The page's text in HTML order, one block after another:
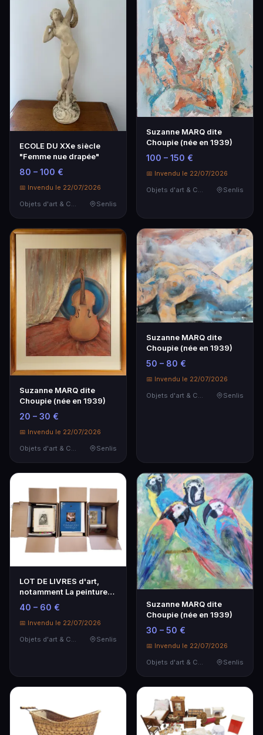
ECOLE DU XXe siècle
"Femme nue drapée"
80 – 100 €
📅 Invendu le 22/07/2026
Senlis
Suzanne MARQ dite
Choupie (née en 1939)
100 – 150 €
📅 Invendu le 22/07/2026
Senlis
Suzanne MARQ dite
Choupie (née en 1939)
20 – 30 €
📅 Invendu le 22/07/2026
Senlis
Suzanne MARQ dite
Choupie (née en 1939)
50 – 80 €
📅 Invendu le 22/07/2026
Senlis
LOT DE LIVRES d'art,
notamment La peinture
de la Renaissance…
40 – 60 €
📅 Invendu le 22/07/2026
Objets d'art & Curiosités
Senlis
Suzanne MARQ dite
Choupie (née en 1939)
30 – 50 €
📅 Invendu le 22/07/2026
Senlis